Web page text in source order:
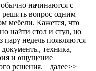
начинаются с
вопрос одним
мебели. Кажется, что
найти стол и стул, но
пару недель появляются
документы, техника,
и ощущение
решения.
далее>>